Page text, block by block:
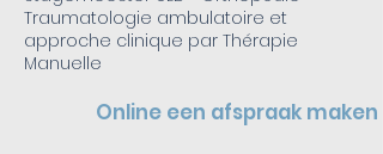
Traumatologie ambulatoire et
approche clinique par Thérapie
Manuelle
Online een afspraak maken